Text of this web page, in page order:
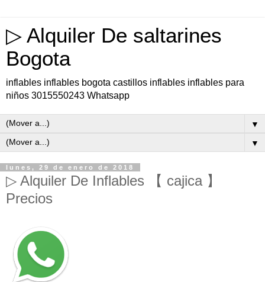
▷ Alquiler De saltarines
Bogota
inflables inflables bogota castillos inflables inflables para
niños 3015550243 Whatsapp
▼
▼
lunes, 29 de enero de 2018
▷ Alquiler De Inflables 【 cajica 】
Precios